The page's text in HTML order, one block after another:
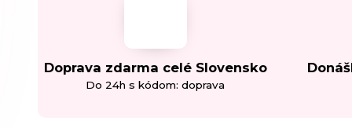
Doprava zdarma celé Slovensko
Do 24h s kódom: doprava